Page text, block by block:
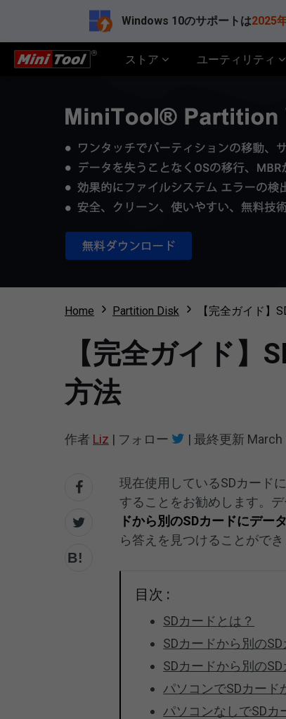
Windows 10のサポートは2025
ストア ユーティリティ
Home Partition Disk 【完全ガイド】
【完全ガイド】
方法
作者 Liz | フォロー | 最終更新 March
現在使用しているSDカード
することをお勧めします。
ドから別のSDカードにデー
ら答えを見つけることができ
目次 :
SDカードとは？
SDカードから別の
SDカードから別の
パソコンでSDカード
パソコンなしでSDカ